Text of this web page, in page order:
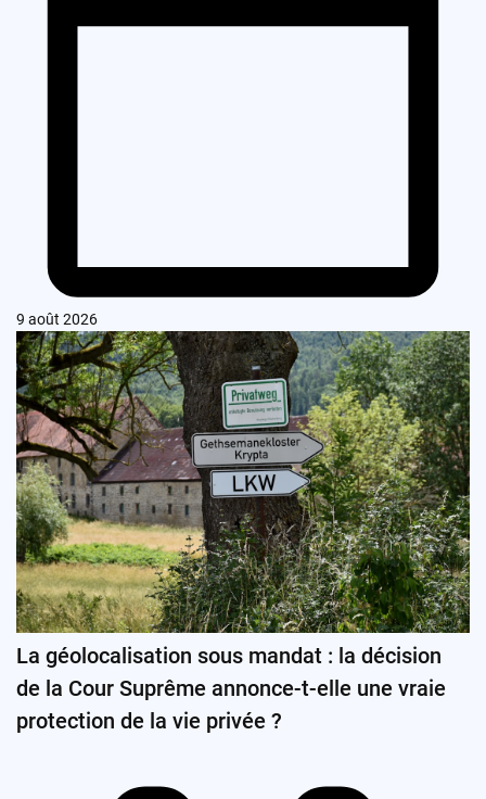
9 août 2026
La géolocalisation sous mandat : la décision
de la Cour Suprême annonce-t-elle une vraie
protection de la vie privée ?